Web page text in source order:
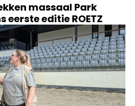
massaal Park
eerste editie ROETZ